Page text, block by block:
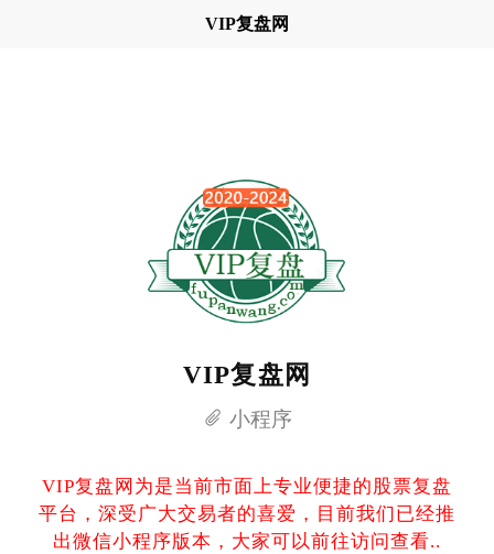
VIP复盘网
VIP复盘网
小程序
VIP复盘网为是当前市面上专业便捷的股票复盘
平台，深受广大交易者的喜爱，目前我们已经推
出微信小程序版本，大家可以前往访问查看..